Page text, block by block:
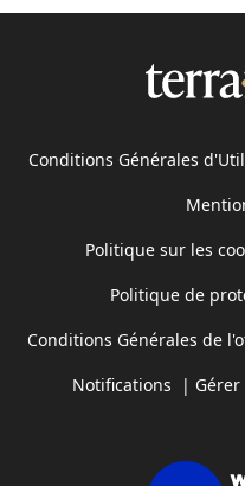
Conditions Générales
Politique sur les
Politique de
Conditions Générales de
Notifications |